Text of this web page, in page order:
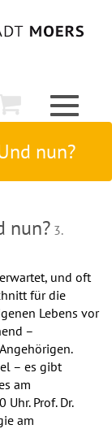
Toggle
nun?
nun? 3.
und oft
für die
Lebens vor
–
– es gibt
am
Prof. Dr.
am